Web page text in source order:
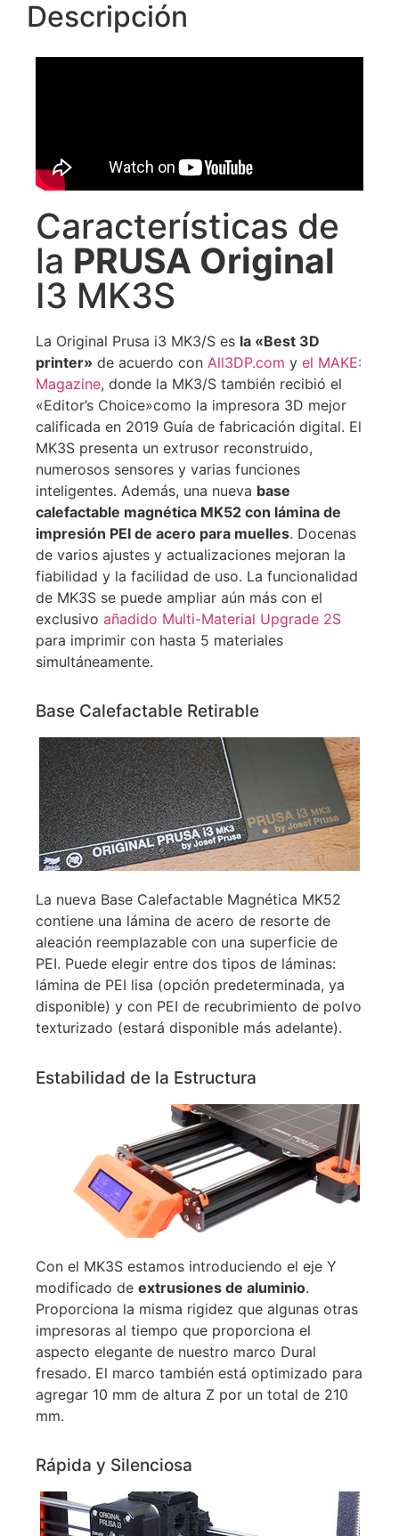
Descripción
Características de
la PRUSA Original
I3 MK3S
La Original Prusa i3 MK3/S es la «Best 3D
printer» de acuerdo con All3DP.com y el MAKE:
Magazine, donde la MK3/S también recibió el
«Editor’s Choice»como la impresora 3D mejor
calificada en 2019 Guía de fabricación digital. El
MK3S presenta un extrusor reconstruido,
numerosos sensores y varias funciones
inteligentes. Además, una nueva base
calefactable magnética MK52 con lámina de
impresión PEI de acero para muelles. Docenas
de varios ajustes y actualizaciones mejoran la
fiabilidad y la facilidad de uso. La funcionalidad
de MK3S se puede ampliar aún más con el
exclusivo añadido Multi-Material Upgrade 2S
para imprimir con hasta 5 materiales
simultáneamente.
Base Calefactable Retirable
La nueva Base Calefactable Magnética MK52
contiene una lámina de acero de resorte de
aleación reemplazable con una superficie de
PEI. Puede elegir entre dos tipos de láminas:
lámina de PEI lisa (opción predeterminada, ya
disponible) y con PEI de recubrimiento de polvo
texturizado (estará disponible más adelante).
Estabilidad de la Estructura
Con el MK3S estamos introduciendo el eje Y
modificado de extrusiones de aluminio.
Proporciona la misma rigidez que algunas otras
impresoras al tiempo que proporciona el
aspecto elegante de nuestro marco Dural
fresado. El marco también está optimizado para
agregar 10 mm de altura Z por un total de 210
mm.
Rápida y Silenciosa